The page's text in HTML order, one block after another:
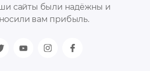
сайты были надёжны и
вам прибыль.